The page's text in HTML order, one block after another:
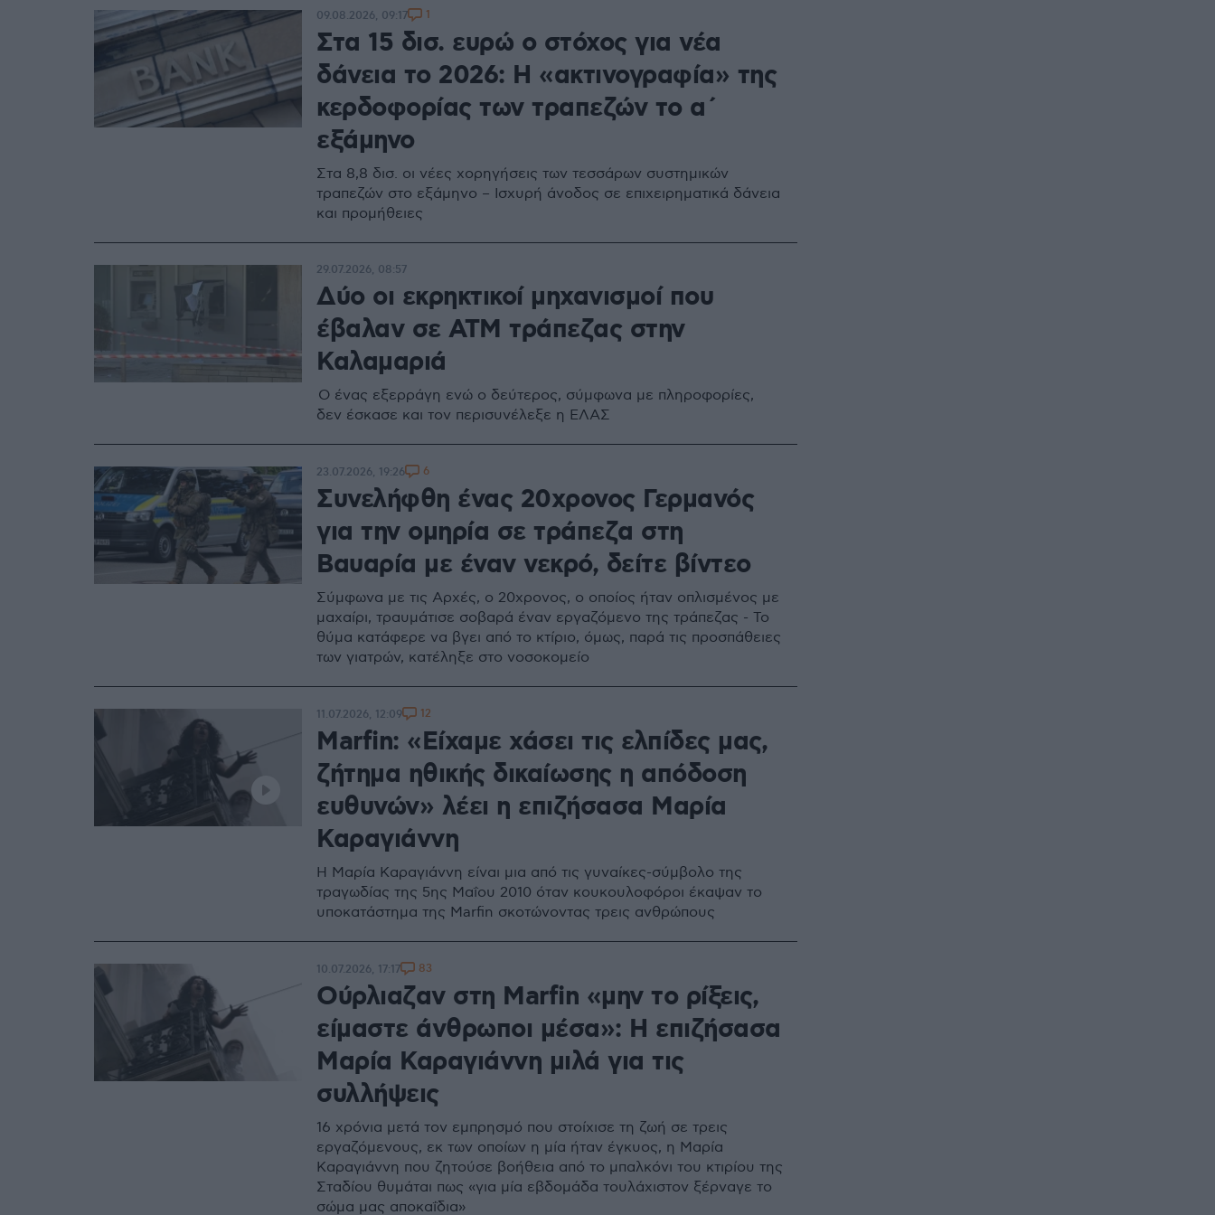
Στα 15 δισ. ευρώ ο στόχος για νέα
δάνεια το 2026: Η «ακτινογραφία» της
κερδοφορίας των τραπεζών το α΄
εξάμηνο
Στα 8,8 δισ. οι νέες χορηγήσεις των τεσσάρων συστημικών
τραπεζών στο εξάμηνο – Ισχυρή άνοδος σε επιχειρηματικά δάνεια
και προμήθειες
09.08.2026, 09:17 1
Δύο οι εκρηκτικοί μηχανισμοί που
έβαλαν σε ΑΤΜ τράπεζας στην
Καλαμαριά
Ο ένας εξερράγη ενώ ο δεύτερος, σύμφωνα με πληροφορίες,
δεν έσκασε και τον περισυνέλεξε η ΕΛΑΣ
29.07.2026, 08:57
Συνελήφθη ένας 20χρονος Γερμανός
για την ομηρία σε τράπεζα στη
Βαυαρία με έναν νεκρό, δείτε βίντεο
Σύμφωνα με τις Αρχές, ο 20χρονος, ο οποίος ήταν οπλισμένος με
μαχαίρι, τραυμάτισε σοβαρά έναν εργαζόμενο της τράπεζας - Το
θύμα κατάφερε να βγει από το κτίριο, όμως, παρά τις προσπάθειες
των γιατρών, κατέληξε στο νοσοκομείο
23.07.2026, 19:26 6
Marfin: «Είχαμε χάσει τις ελπίδες μας,
ζήτημα ηθικής δικαίωσης η απόδοση
ευθυνών» λέει η επιζήσασα Μαρία
Καραγιάννη
Η Μαρία Καραγιάννη είναι μια από τις γυναίκες-σύμβολο της
τραγωδίας της 5ης Μαΐου 2010 όταν κουκουλοφόροι έκαψαν το
υποκατάστημα της Μarfin σκοτώνοντας τρεις ανθρώπους
11.07.2026, 12:09 12
Ούρλιαζαν στη Marfin «μην το ρίξεις,
είμαστε άνθρωποι μέσα»: Η επιζήσασα
Μαρία Καραγιάννη μιλά για τις
συλλήψεις
16 χρόνια μετά τον εμπρησμό που στοίχισε τη ζωή σε τρεις
εργαζόμενους, εκ των οποίων η μία ήταν έγκυος, η Μαρία
Καραγιάννη που ζητούσε βοήθεια από το μπαλκόνι του κτιρίου της
Σταδίου θυμάται πως «για μία εβδομάδα τουλάχιστον ξέρναγε το
σώμα μας αποκαΐδια»
10.07.2026, 17:17 83